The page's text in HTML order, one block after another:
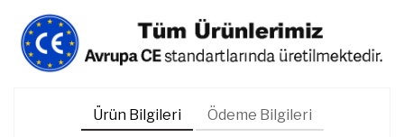
Ürün Bilgileri Ödeme Bilgileri